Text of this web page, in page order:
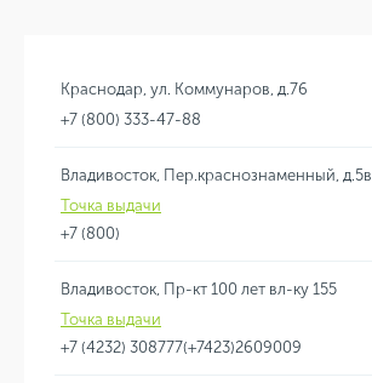
Краснодар, ул. Коммунаров, д.76
+7 (800) 333-47-88
Владивосток, Пер.краснознаменный, д.5в
Точка выдачи
+7 (800)
Владивосток, Пр-кт 100 лет вл-ку 155
Точка выдачи
+7 (4232) 308777(+7423)2609009